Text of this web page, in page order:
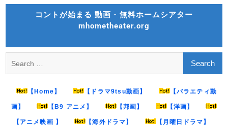
Skip
コントが始まる 動画 - 無料ホームシアター
mhometheater.org
for:
【Home】 【ドラマ9tsu動画】 【バラエティ動
画】 【B9 アニメ】 【邦画】 【洋画】
【アニメ映画 】 【海外ドラマ】 【月曜日ドラマ】